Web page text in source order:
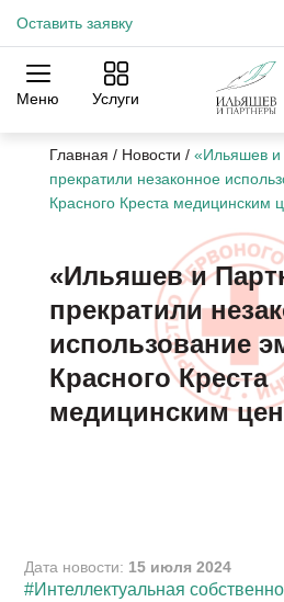
Оставить заявку
Меню Услуги
Главная / Новости / «Ильяшев
прекратили незаконное
Красного Креста медицинским
«Ильяшев и
прекратили
использование
Красного Креста
медицинским
Дата новости: 15 июля 2024
#Интеллектуальная